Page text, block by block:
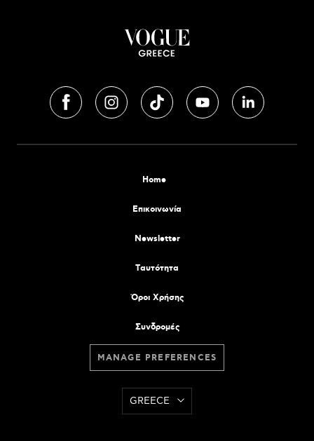
Home
Επικοινωνία
Newsletter
Tαυτότητα
Όροι Χρήσης
Συνδρομές
MANAGE PREFERENCES
GREECE